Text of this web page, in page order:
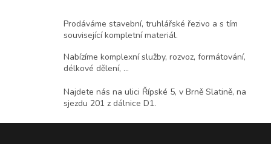
á
d
a
c
r
v
Prodáváme stavební, truhlářské řezivo a s tím
související kompletní materiál.
Nabízíme komplexní služby, rozvoz, formátování,
délkové dělení, ...
Najdete nás na ulici Řípské 5, v Brně Slatině, na
sjezdu 201 z dálnice D1.